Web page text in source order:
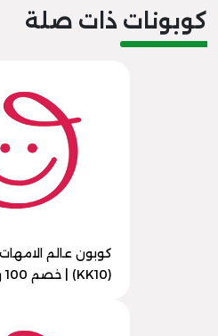
كوبونات ذات صلة
كوبون عالم
(KK10) | خصم 100 ريال